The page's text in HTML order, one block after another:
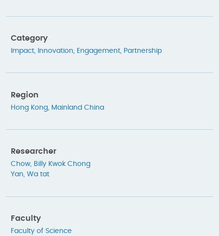
Category
Impact, Innovation, Engagement, Partnership
Region
Hong Kong Mainland China
Researcher
Chow, Billy Kwok Chong
Yan, Wa tat
Faculty
Faculty of Science